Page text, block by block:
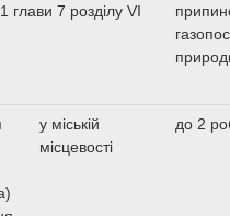
глави 7 розділу VI
у міській
місцевості
до 2